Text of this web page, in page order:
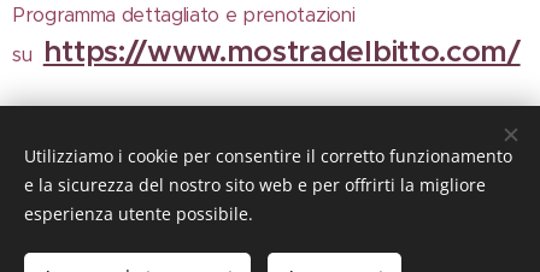
Programma dettagliato e prenotazioni
su https://www.mostradelbitto.com/
Share
Utilizziamo i cookie per consentire il corretto funzionamento
e la sicurezza del nostro sito web e per offrirti la migliore
esperienza utente possibile.